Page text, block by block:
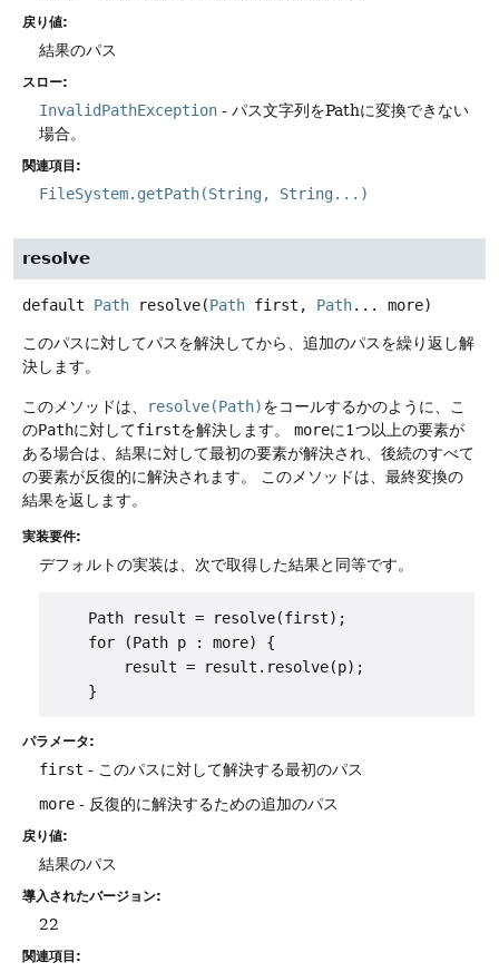
戻り値:
結果のパス
スロー:
InvalidPathException - パス文字列をPathに変換できない
場合。
関連項目:
FileSystem.getPath(String, String...)
resolve
default Path resolve(Path first, Path... more)
このパスに対してパスを解決してから、追加のパスを繰り返し解
決します。
このメソッドは、 resolve(Path)をコールするかのように、こ
のPathに対してfirstを解決します。 moreに1つ以上の要素が
ある場合は、結果に対して最初の要素が解決され、後続のすべて
の要素が反復的に解決されます。
このメソッドは、最終変換の
結果を返します。
実装要件:
デフォルトの実装は、次で取得した結果と同等です。
    Path result = resolve(first);
    for (Path p : more) {
        result = result.resolve(p);
パラメータ:
first - このパスに対して解決する最初のパス
more - 反復的に解決するための追加のパス
戻り値:
結果のパス
導入されたバージョン:
22
関連項目: